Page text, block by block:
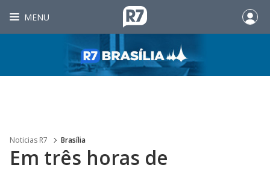
MENU
Noticias R7 Brasília
Em três horas de